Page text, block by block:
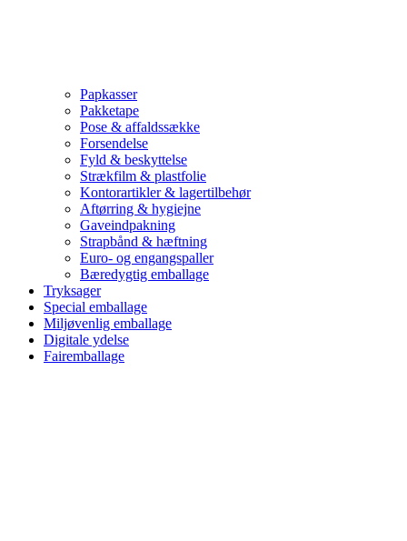
Papkasser
Pakketape
Pose & affaldssække
Forsendelse
Fyld & beskyttelse
Strækfilm & plastfolie
Kontorartikler & lagertilbehør
Aftørring & hygiejne
Gaveindpakning
Strapbånd & hæftning
Euro- og engangspaller
Bæredygtig emballage
Tryksager
Special emballage
Miljøvenlig emballage
Digitale ydelse
Fairemballage